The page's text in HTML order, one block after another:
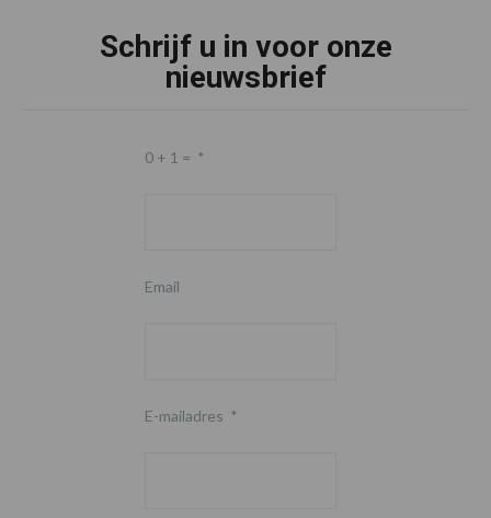
Schrijf u in voor onze
nieuwsbrief
0 + 1 = *
Email
E-mailadres *